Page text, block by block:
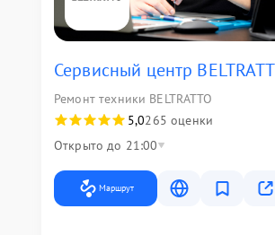
Сервисный центр
Ремонт техники BELTRATTO
5,0265 оценки
Открыто до 21:00
Маршрут